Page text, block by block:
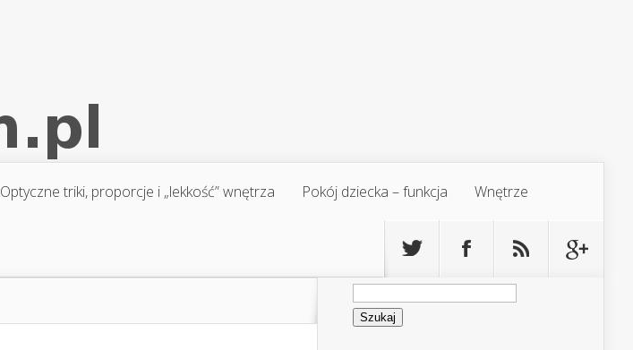
Optyczne triki, proporcje i „lekkość” wnętrza Pokój dziecka – funkcja Wnętrze
Szukaj: